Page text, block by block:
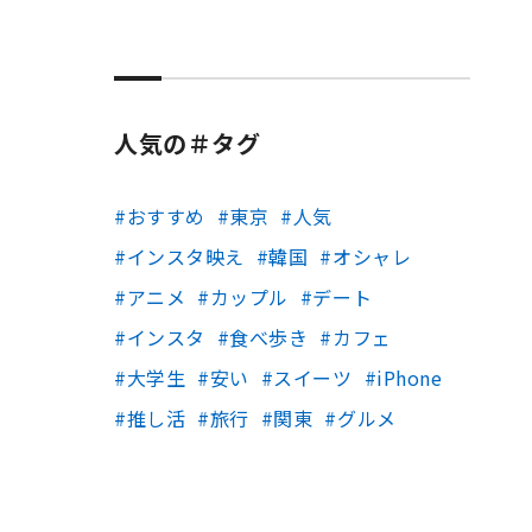
人気の＃タグ
おすすめ 東京
人気
インスタ映え
韓国
オシャレ
アニメ
カップル
デート
インスタ
食べ歩き
カフェ
大学生
安い スイーツ
iPhone
推し活
旅行 関東 グルメ